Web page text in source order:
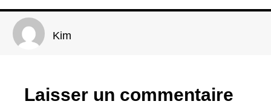
Kim
Laisser un commentaire